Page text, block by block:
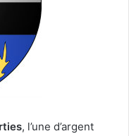
, l’une d’argent